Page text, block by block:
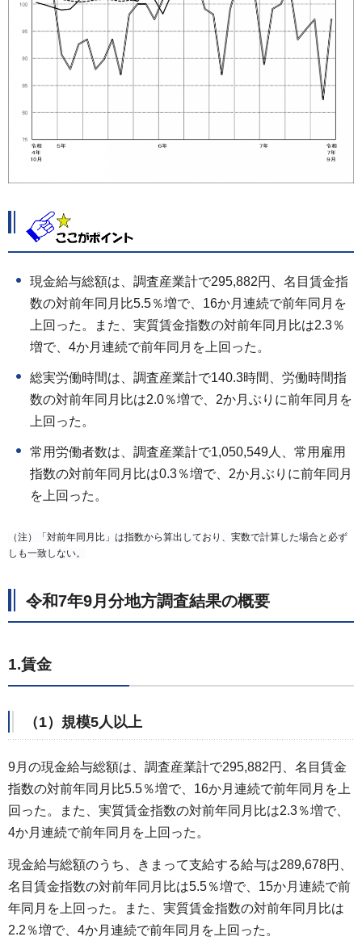
現金給与総額は、調査産業計で295,882円、名目賃金指
数の対前年同月比5.5％増で、16か月連続で前年同月を
上回った。また、実質賃金指数の対前年同月比は2.3％
増で、4か月連続で前年同月を上回った。
総実労働時間は、調査産業計で140.3時間、労働時間指
数の対前年同月比は2.0％増で、2か月ぶりに前年同月を
上回った。
常用労働者数は、調査産業計で1,050,549人、常用雇用
指数の対前年同月比は0.3％増で、2か月ぶりに前年同月
を上回った。
（注）「対前年同月比」は指数から算出しており、実数で計算した場合と必ず
しも一致しない。
令和7年9月分地方調査結果の概要
1.賃金
（1）規模5人以上
9月の現金給与総額は、調査産業計で295,882円、名目賃金
指数の対前年同月比5.5％増で、16か月連続で前年同月を上
回った。また、実質賃金指数の対前年同月比は2.3％増で、
4か月連続で前年同月を上回った。
現金給与総額のうち、きまって支給する給与は289,678円、
名目賃金指数の対前年同月比は5.5％増で、15か月連続で前
年同月を上回った。また、実質賃金指数の対前年同月比は
2.2％増で、4か月連続で前年同月を上回った。